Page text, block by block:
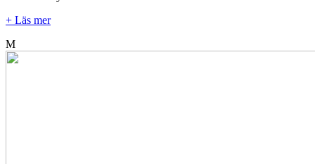
+ Läs mer
M